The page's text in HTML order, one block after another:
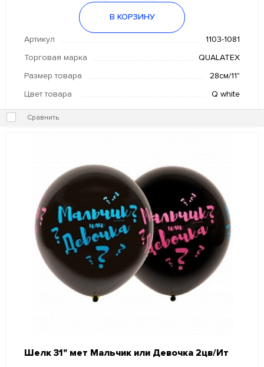
ПРАЗДНИК В СТИЛЕ В КОРЗИНУ
Артикул 1103-1081
Торговая марка QUALATEX
Размер товара 28см/11"
Цвет товара Q white
Сравнить
Шелк 31" мет Мальчик или Девочка 2цв/Ит